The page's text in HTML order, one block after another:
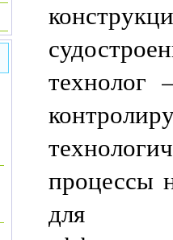
технолог
процессы
для